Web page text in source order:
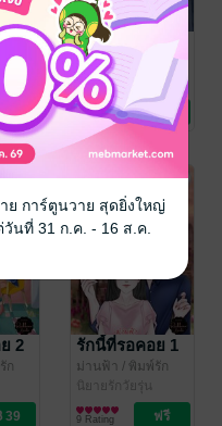
ก
ก
รักนี้ที่รอคอย 4
ม่านฟ้า / พิมพ์รัก
ด้วยอักษร
นิยายรักวัยรุ่น
7 Rating
2
ก
รักนี้ที่รอคอย 1
ม่านฟ้า / พิมพ์รัก
ด้วยอักษร
นิยายรักวัยรุ่น
9 Rating
ย การ์ตูนวาย สุดยิ่งใหญ่
นที่ 31 ก.ค. - 16 ส.ค.